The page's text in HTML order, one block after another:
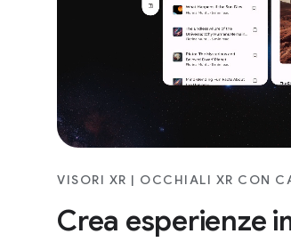
VISORI XR | OCCHIALI XR CON
Crea esperienze